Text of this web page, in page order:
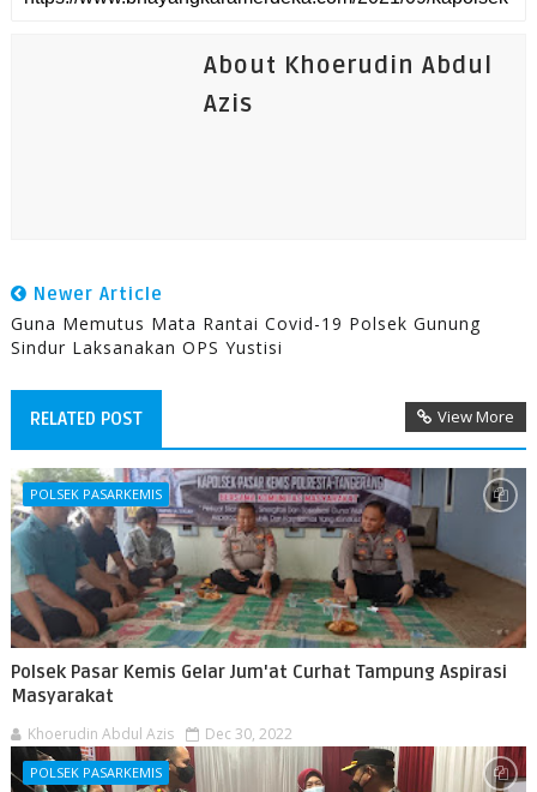
About Khoerudin Abdul
Azis
Newer Article
Guna Memutus Mata Rantai Covid-19 Polsek Gunung
Sindur Laksanakan OPS Yustisi
RELATED POST View More
POLSEK PASARKEMIS
Polsek Pasar Kemis Gelar Jum'at Curhat Tampung Aspirasi
Masyarakat
Khoerudin Abdul Azis Dec 30, 2022
POLSEK PASARKEMIS